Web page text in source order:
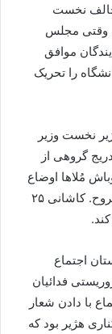
از آخربهار تا اواسط پائیز ۱۳۲۷ مخالف نخست
وقتی مجلس
موافق
را تحریک
نخست وزیر
گروهی از
مُلاها اوضاع
را بهم زدند تا تیراندازی شود و شماری هم مجروح. کاشانی ۲۵
اجتماع
فدائیان
با دادن شعار
هژیر بود که